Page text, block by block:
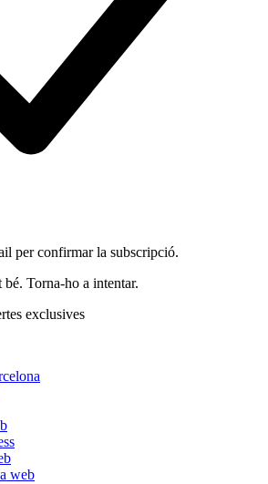
per confirmar la subscripció.
Torna-ho a intentar.
exclusives
web